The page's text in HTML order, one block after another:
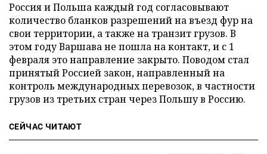
Россия и Польша каждый год согласовывают
количество бланков разрешений на въезд фур на
свои территории, а также на транзит грузов. В
этом году Варшава не пошла на контакт, и с 1
февраля это направление закрыто. Поводом стал
принятый Россией закон, направленный на
контроль международных перевозок, в частности
грузов из третьих стран через Польшу в Россию.
СЕЙЧАС ЧИТАЮТ